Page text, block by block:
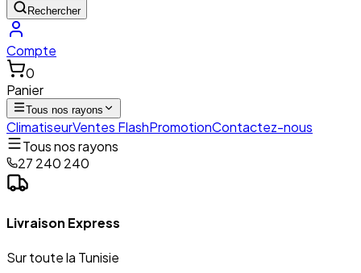
Rechercher
Compte
0
Panier
Tous nos rayons
ClimatiseurVentes FlashPromotionContactez-nous
Tous nos rayons
27 240 240
Livraison Express
Sur toute la Tunisie